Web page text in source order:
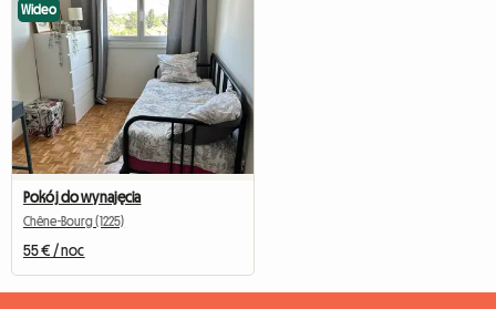
Wideo
Pokój do wynajęcia
Chêne-Bourg (1225)
55 € / noc